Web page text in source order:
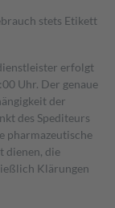
stets Etikett
erfolgt
Uhr. Der genaue
der
des Spediteurs
pharmazeutische
dienen, die
Klärungen